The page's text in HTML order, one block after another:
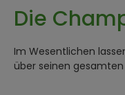
Die
Im Wesentlichen
über seinen gesamten